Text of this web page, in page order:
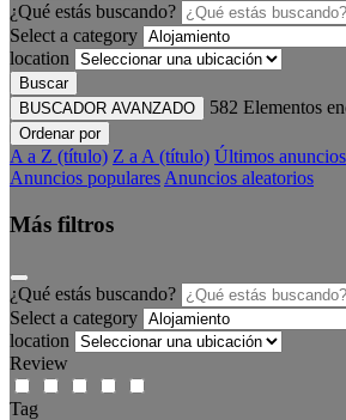
¿Qué estás buscando?
Select a category
location
Buscar
BUSCADOR AVANZADO
582 Elementos
Ordenar por
A a Z (título) Z a A (título) Últimos anuncios
Anuncios populares Anuncios aleatorios
Más filtros
¿Qué estás buscando?
Select a category
location
Review
Tag